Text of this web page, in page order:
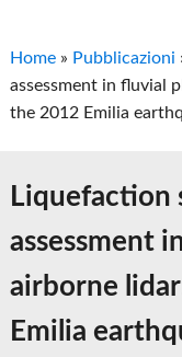
Home » Pubblicazioni
assessment in fluvial
the 2012 Emilia
Liquefaction
assessment
airborne
Emilia